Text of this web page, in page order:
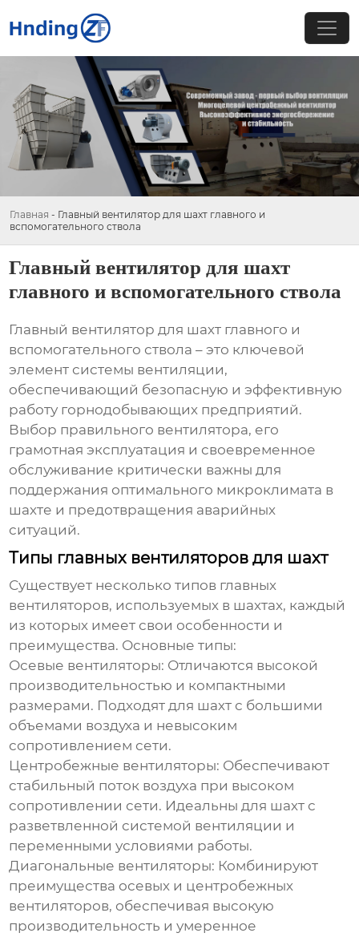
Главная - Главный вентилятор для шахт главного и
вспомогательного ствола
Главный вентилятор для шахт
главного и вспомогательного ствола
Главный вентилятор для шахт главного и
вспомогательного ствола – это ключевой
элемент системы вентиляции,
обеспечивающий безопасную и эффективную
работу горнодобывающих предприятий.
Выбор правильного вентилятора, его
грамотная эксплуатация и своевременное
обслуживание критически важны для
поддержания оптимального микроклимата в
шахте и предотвращения аварийных
ситуаций.
Типы главных вентиляторов для шахт
Существует несколько типов главных
вентиляторов, используемых в шахтах, каждый
из которых имеет свои особенности и
преимущества. Основные типы:
Осевые вентиляторы: Отличаются высокой
производительностью и компактными
размерами. Подходят для шахт с большими
объемами воздуха и невысоким
сопротивлением сети.
Центробежные вентиляторы: Обеспечивают
стабильный поток воздуха при высоком
сопротивлении сети. Идеальны для шахт с
разветвленной системой вентиляции и
переменными условиями работы.
Диагональные вентиляторы: Комбинируют
преимущества осевых и центробежных
вентиляторов, обеспечивая высокую
производительность и умеренное